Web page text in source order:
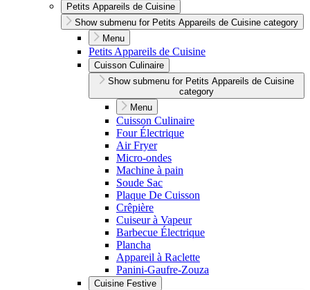
Petits Appareils de Cuisine
Show submenu for Petits Appareils de Cuisine category
Menu
Petits Appareils de Cuisine
Cuisson Culinaire
Show submenu for Petits Appareils de Cuisine
category
Menu
Cuisson Culinaire
Four Électrique
Air Fryer
Micro-ondes
Machine à pain
Soude Sac
Plaque De Cuisson
Crêpière
Cuiseur à Vapeur
Barbecue Électrique
Plancha
Appareil à Raclette
Panini-Gaufre-Zouza
Cuisine Festive